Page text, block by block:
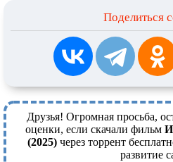
Поделиться
Друзья! Огромная просьба,
оценки, если скачали фильм
(2025)через торрент
развитие